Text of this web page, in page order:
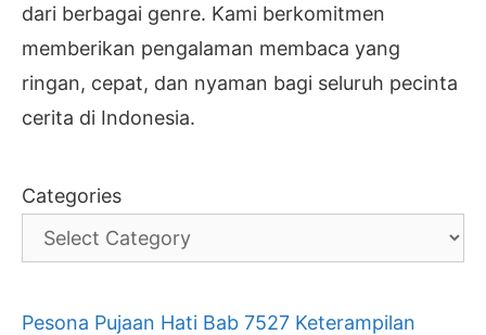
dari berbagai genre. Kami berkomitmen
memberikan pengalaman membaca yang
ringan, cepat, dan nyaman bagi seluruh pecinta
cerita di Indonesia.
Categories
Pesona Pujaan Hati Bab 7527 Keterampilan